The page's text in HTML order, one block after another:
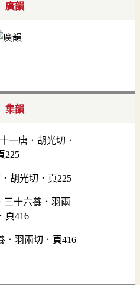
廣韻
集韻
胡光切．頁225
．羽兩切．頁416